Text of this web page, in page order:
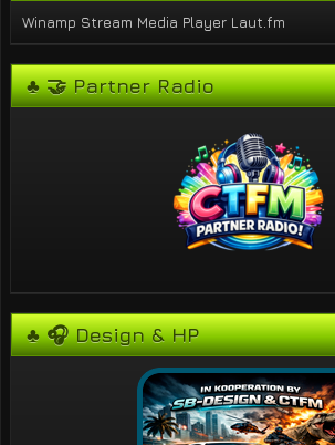
Winamp Stream Media Player Laut.fm
♣ 🤝 Partner Radio
♣ 🎧 Design & HP